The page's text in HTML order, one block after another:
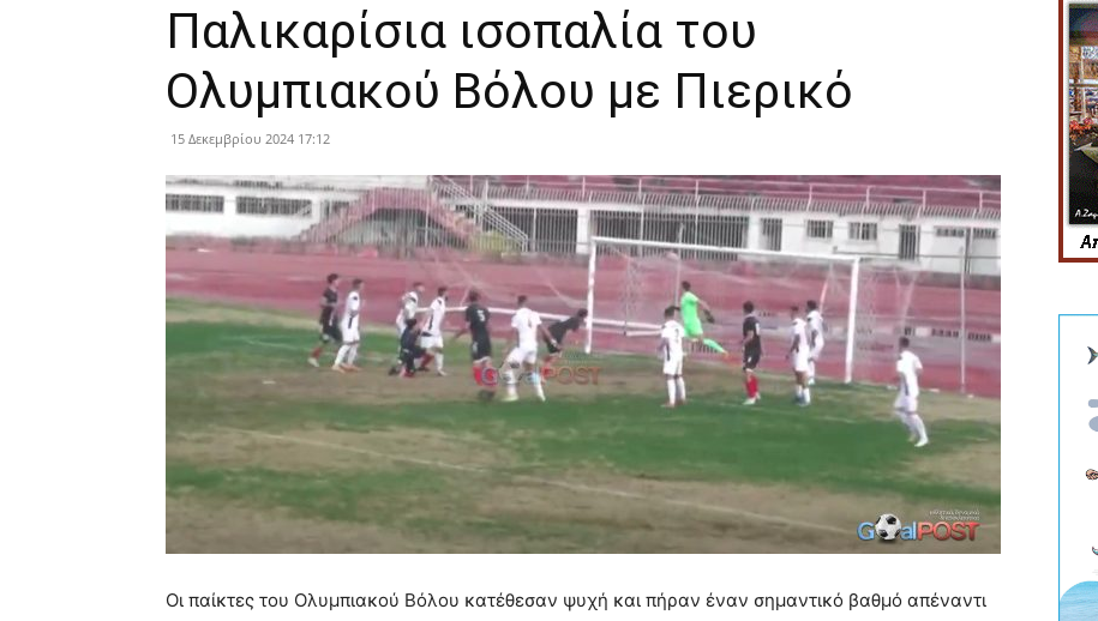
Παλικαρίσια ισοπαλία του
Ολυμπιακού Βόλου με Πιερικό
15 Δεκεμβρίου 2024 17:12
Οι παίκτες του Ολυμπιακού Βόλου κατέθεσαν ψυχή και πήραν έναν σημαντικό βαθμό απέναντι